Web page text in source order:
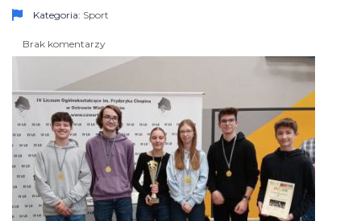
Kategoria: Sport
Brak komentarzy